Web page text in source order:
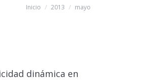
windowwindow
Estás aquí:
Inicio 2013 mayo
dinámica en